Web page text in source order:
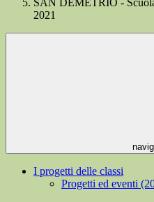
SAN DEMETRIO -
2021
I progetti delle classi
Progetti ed eventi